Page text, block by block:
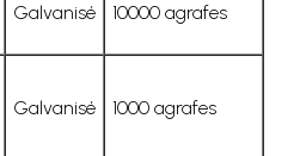
Galvanisé 10000 agrafes
Galvanisé 1000 agrafes